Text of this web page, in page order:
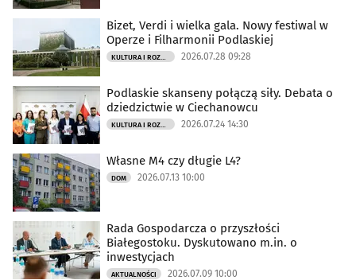
Bizet, Verdi i wielka gala. Nowy festiwal w
Operze i Filharmonii Podlaskiej
KULTURA I ROZRYWKA 2026.07.28 09:28
Podlaskie skanseny połączą siły. Debata o
dziedzictwie w Ciechanowcu
KULTURA I ROZRYWKA 2026.07.24 14:30
Własne M4 czy długie L4?
DOM 2026.07.13 10:00
Rada Gospodarcza o przyszłości
Białegostoku. Dyskutowano m.in. o
inwestycjach
AKTUALNOŚCI 2026.07.09 10:00